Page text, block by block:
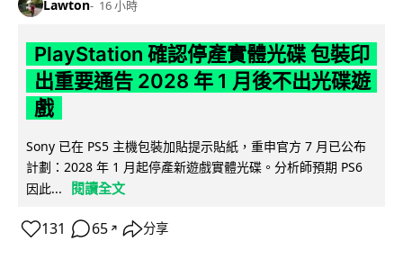
Lawton 16 小時
PlayStation 確認停產實體光碟 包裝印
出重要通告 2028 年 1 月後不出光碟遊
戲
Sony 已在 PS5 主機包裝加貼提示貼紙，重申官方 7 月已公布
計劃：2028 年 1 月起停產新遊戲實體光碟。分析師預期 PS6
因此...
閱讀全文
131 65 ↗ 分享